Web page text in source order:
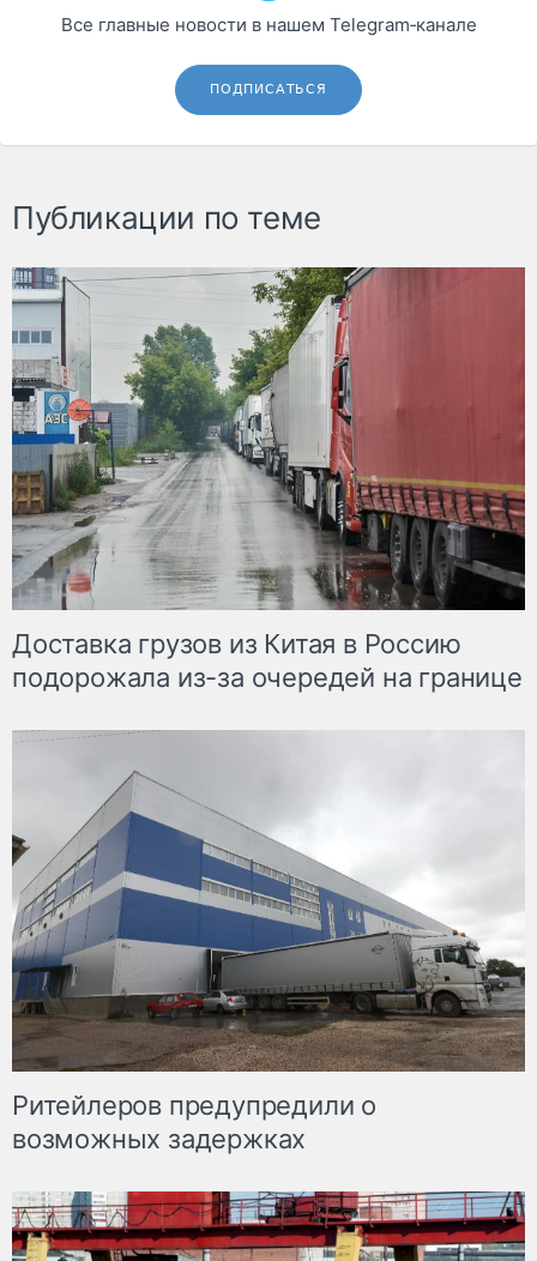
Все главные новости в нашем Telegram‑канале
ПОДПИСАТЬСЯ
Публикации по теме
Доставка грузов из Китая в Россию
подорожала из-за очередей на границе
Ритейлеров предупредили о
возможных задержках